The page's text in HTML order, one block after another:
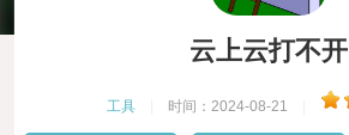
云上云打不开
工具 时间：2024-08-21